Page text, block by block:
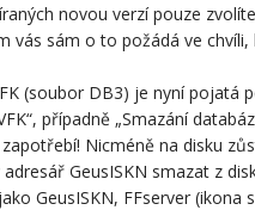
novou verzí pouze
vás sám o to požádá ve
(soubor DB3) je nyní pojatá
případně „Smazání
Nicméně na disku
GeusISKN smazat z
GeusISKN, FFserver (ikona